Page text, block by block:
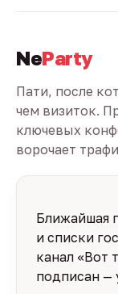
NeParty
Пати, после
чем визиток.
ключевых
ворочает
Ближайшая
и списки
канал «Вот
подписан —